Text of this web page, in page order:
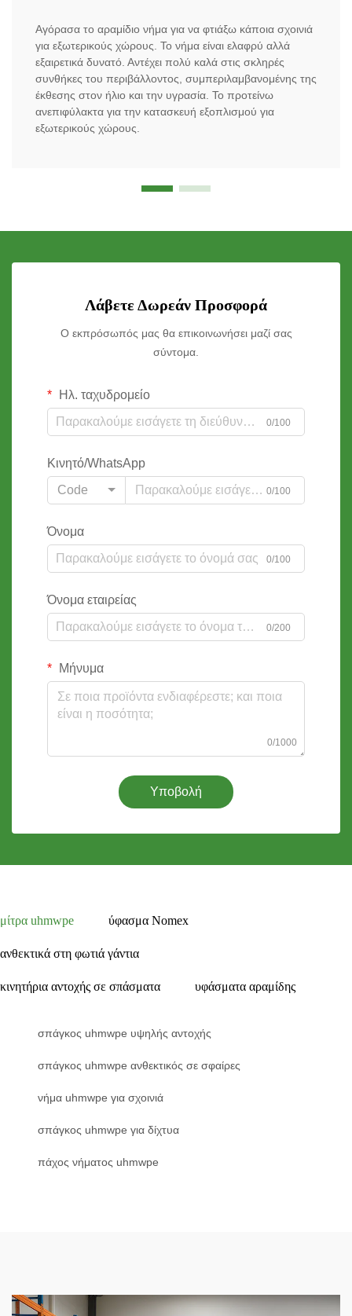
Αγόρασα το αραμίδιο νήμα για να φτιάξω κάποια σχοινιά
για εξωτερικούς χώρους. Το νήμα είναι ελαφρύ αλλά
εξαιρετικά δυνατό. Αντέχει πολύ καλά στις σκληρές
συνθήκες του περιβάλλοντος, συμπεριλαμβανομένης της
έκθεσης στον ήλιο και την υγρασία. Το προτείνω
ανεπιφύλακτα για την κατασκευή εξοπλισμού για
εξωτερικούς χώρους.
Λάβετε Δωρεάν Προσφορά
Ο εκπρόσωπός μας θα επικοινωνήσει μαζί σας
σύντομα.
Ηλ. ταχυδρομείο
0/100
Κινητό/WhatsApp
Code
0/100
Όνομα
0/100
Όνομα εταιρείας
0/200
Μήνυμα
0/1000
Υποβολή
μίτρα uhmwpe ύφασμα Nomex
ανθεκτικά στη φωτιά γάντια
κινητήρια αντοχής σε σπάσματα υφάσματα αραμίδης
σπάγκος uhmwpe υψηλής αντοχής
σπάγκος uhmwpe ανθεκτικός σε σφαίρες
νήμα uhmwpe για σχοινιά
σπάγκος uhmwpe για δίχτυα
πάχος νήματος uhmwpe